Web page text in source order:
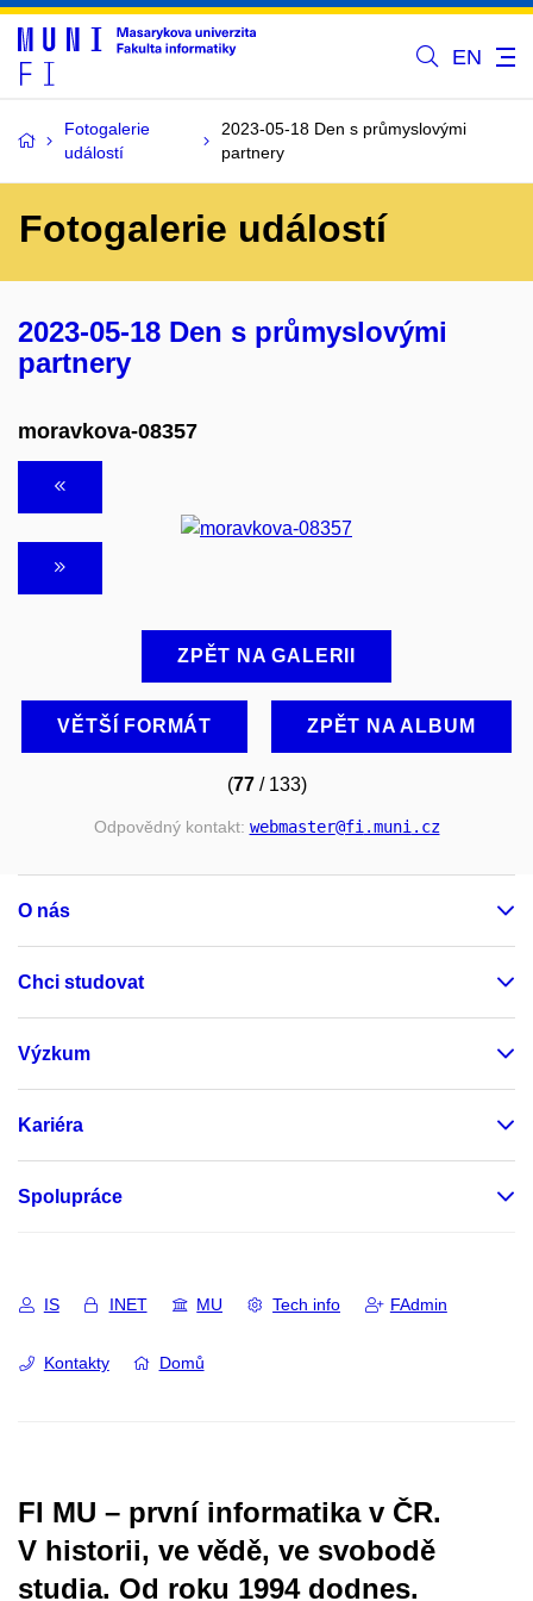
EN
Fotogalerie
událostí
2023-05-18 Den s průmyslovými
partnery
Fotogalerie událostí
2023-05-18 Den s průmyslovými
partnery
moravkova-08357
ZPĚT NA GALERII
VĚTŠÍ FORMÁT ZPĚT NA ALBUM
(77/ 133)
Odpovědný kontakt: webmaster@fi.muni.cz
O nás
Chci studovat
Výzkum
Kariéra
Spolupráce
IS INET MU Tech info FAdmin
Kontakty Domů
FI MU – první informatika v ČR.
V historii, ve vědě, ve svobodě
studia. Od roku 1994 dodnes.